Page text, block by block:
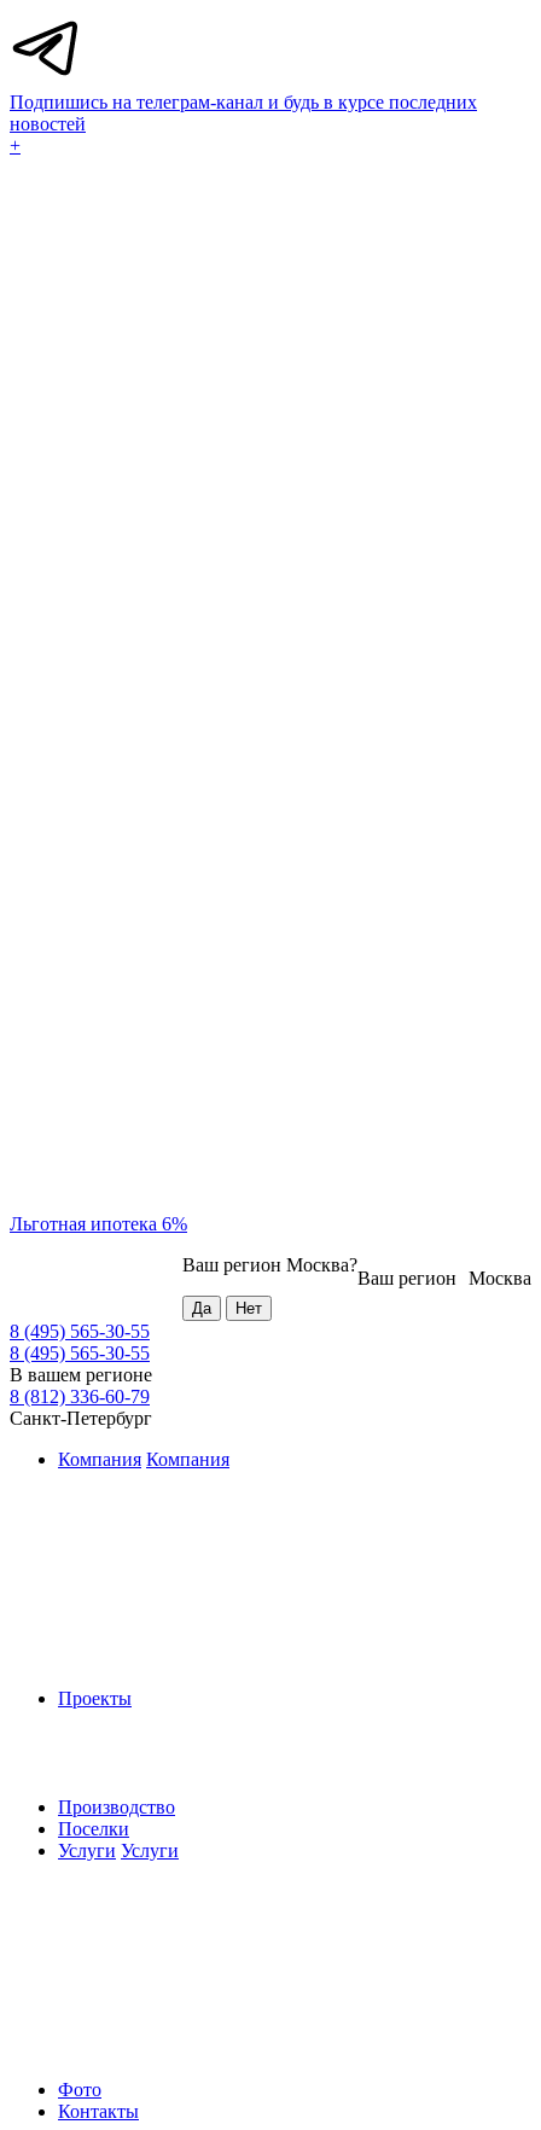
Подпишись на телеграм-канал и будь в курсе последних
новостей
+
Льготная ипотека 6%
Москва
Ваш регион
Ваш регион Москва?
8 (495) 565-30-55
8 (495) 565-30-55
В вашем регионе
8 (812) 336-60-79
Санкт-Петербург
Компания Компания
Проекты
Производство
Поселки
Услуги Услуги
Фото
Контакты